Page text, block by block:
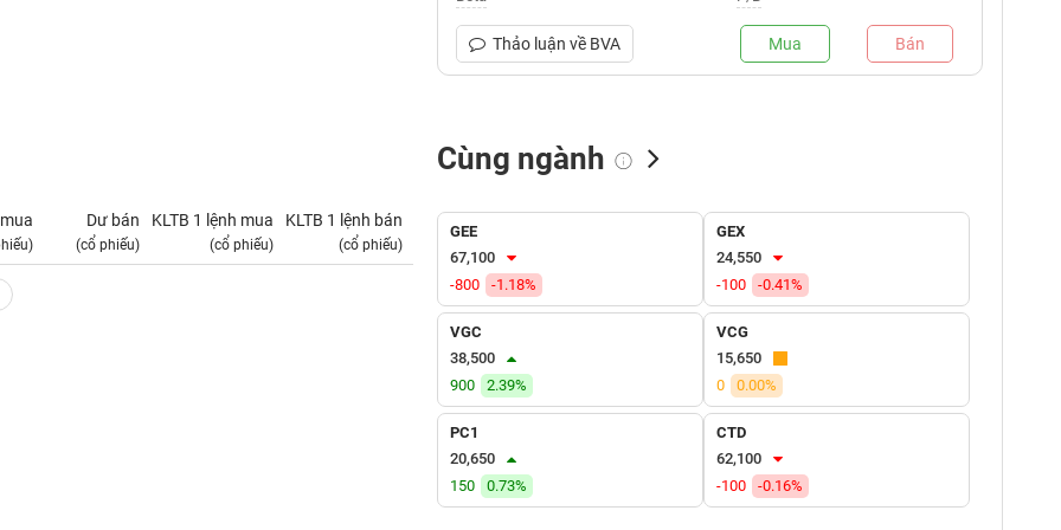
Thảo luận về BVA Mua Bán
Dư bán
(cổ phiếu)
KLTB 1 lệnh mua
(cổ phiếu)
KLTB 1 lệnh bán
(cổ phiếu)
Tự doanh mua
Cùng ngành
GEE
67,100
-800
-1.18%
GEX
24,550
-100
-0.41%
VGC
38,500
900
2.39%
VCG
15,650
0
0.00%
PC1
20,650
150
0.73%
CTD
62,100
-100
-0.16%